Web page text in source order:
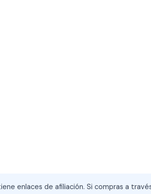
enlaces de afiliación. Si compras a